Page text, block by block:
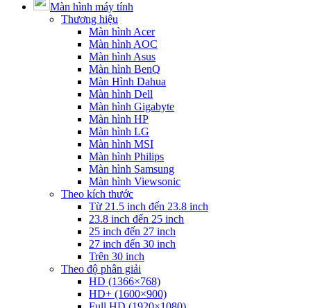
Màn hình máy tính
Thương hiệu
Màn hình Acer
Màn hình AOC
Màn hình Asus
Màn hình BenQ
Màn Hình Dahua
Màn hình Dell
Màn hình Gigabyte
Màn hình HP
Màn hình LG
Màn hình MSI
Màn hình Philips
Màn hình Samsung
Màn hình Viewsonic
Theo kích thước
Từ 21.5 inch đến 23.8 inch
23.8 inch đến 25 inch
25 inch đến 27 inch
27 inch đến 30 inch
Trên 30 inch
Theo độ phân giải
HD (1366×768)
HD+ (1600×900)